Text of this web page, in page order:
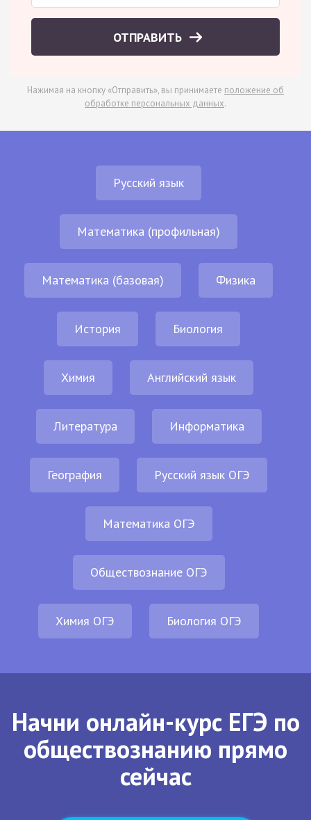
ОТПРАВИТЬ
Нажимая на кнопку «Отправить», вы принимаете положение об
обработке персональных данных.
Русский язык
Математика (профильная)
Математика (базовая) Физика
История Биология
Химия Английский язык
Литература Информатика
География Русский язык ОГЭ
Математика ОГЭ
Обществознание ОГЭ
Химия ОГЭ Биология ОГЭ
Начни онлайн-курс ЕГЭ по
обществознанию прямо
сейчас